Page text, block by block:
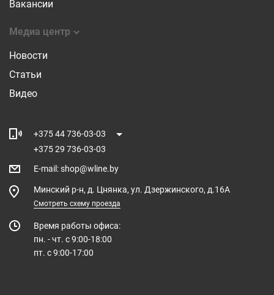
Вакансии
Медиа центр
Новости
Статьи
Видео
+375 44 736-03-03
+375 29 736-03-03
E-mail :shop@wline.by
Минский р-н, д. Цнянка, ул. Дзержинского, д.16А
Смотреть схему проезда
Время работы офиса:
пн. - чт. с 9:00-18:00
пт. с 9:00-17:00